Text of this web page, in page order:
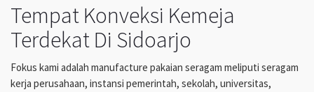
Tempat Konveksi Kemeja
Terdekat Di Sidoarjo
Fokus kami adalah manufacture pakaian seragam meliputi seragam
kerja perusahaan, instansi pemerintah, sekolah, universitas,